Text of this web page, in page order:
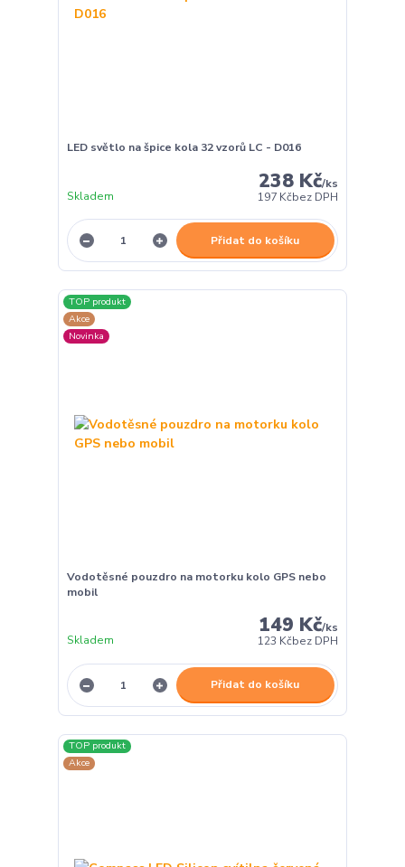
LED světlo na špice kola 32 vzorů LC - D016
238 Kč/ks
197 Kčbez DPH
Skladem
Přidat do košíku
TOP produkt
Akce
Novinka
Vodotěsné pouzdro na motorku kolo GPS nebo
mobil
149 Kč/ks
123 Kčbez DPH
Skladem
Přidat do košíku
TOP produkt
Akce